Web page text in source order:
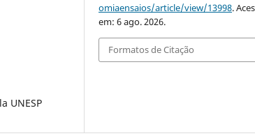
UNESP
omiaensaios/article/view/13998.
em: 6 ago. 2026.
Formatos de Citação